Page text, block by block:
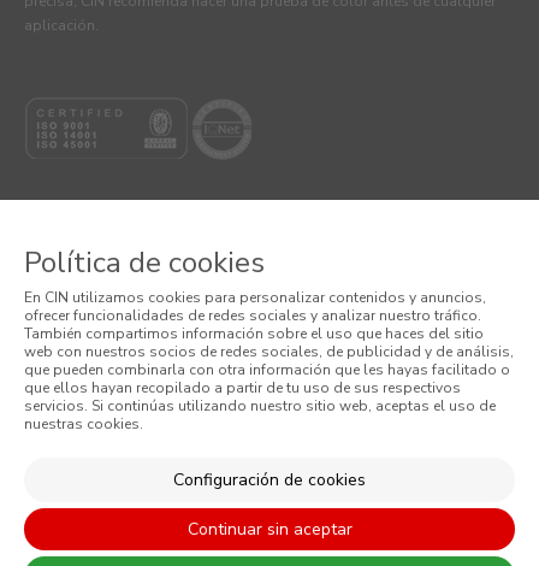
aplicación.
Términos y Condiciones
Política de Privacidad
Política de Cookies
Condiciones Generales de Venta
Política de cookies
En CIN utilizamos cookies para personalizar contenidos y anuncios,
ofrecer funcionalidades de redes sociales y analizar nuestro tráfico.
También compartimos información sobre el uso que haces del sitio
web con nuestros socios de redes sociales, de publicidad y de análisis,
que pueden combinarla con otra información que les hayas facilitado o
que ellos hayan recopilado a partir de tu uso de sus respectivos
servicios. Si continúas utilizando nuestro sitio web, aceptas el uso de
nuestras cookies.
Configuración de cookies
Continuar sin aceptar